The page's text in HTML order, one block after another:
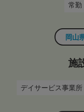
常勤
岡山
施
デイサービス事業所